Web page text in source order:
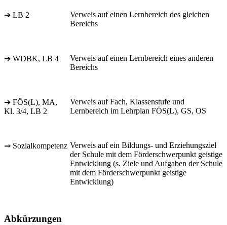
➔ LB 2
Verweis auf einen Lernbereich des gleichen
Bereichs
➔ WDBK, LB 4
Verweis auf einen Lernbereich eines anderen
Bereichs
➔ FÖS(L), MA,
Kl. 3/4, LB 2
Verweis auf Fach, Klassenstufe und
Lernbereich im Lehrplan FÖS(L), GS, OS
⇒ Sozialkompetenz Verweis auf ein Bildungs- und Erziehungsziel
der Schule mit dem Förderschwerpunkt geistige
Entwicklung (s. Ziele und Aufgaben der Schule
mit dem Förderschwerpunkt geistige
Entwicklung)
Abkürzungen